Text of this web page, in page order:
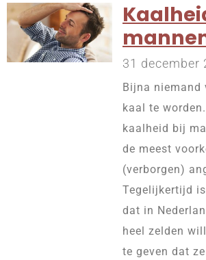
31 december
Bijna niemand
kaal te
kaalheid bij
de meest
(verborgen)
Tegelijkertijd
dat in
heel zelden
te geven dat